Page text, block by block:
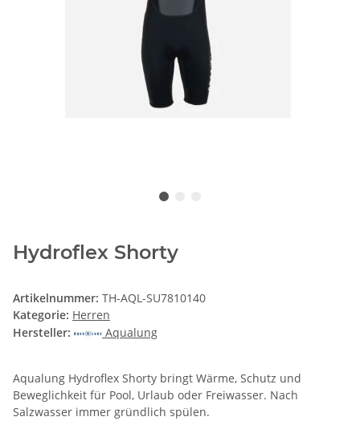
Hydroflex Shorty
Artikelnummer: TH-AQL-SU7810140
Kategorie: Herren
Hersteller:
Aqualung
Aqualung Hydroflex Shorty bringt Wärme, Schutz und
Beweglichkeit für Pool, Urlaub oder Freiwasser. Nach
Salzwasser immer gründlich spülen.